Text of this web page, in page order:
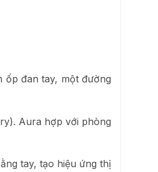
ốp đan tay, một đường
Aura hợp với phòng
tay, tạo hiệu ứng thị